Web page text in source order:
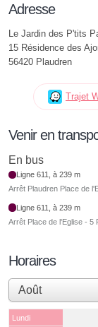
Adresse
Le Jardin des P'tits
15 Résidence des
56420 Plaudren
Trajet
Venir en
En bus
Ligne 611, à 239 m
Arrêt Plaudren Place de
Ligne 611, à 239 m
Arrêt Place de l'Eglise - 5
Horaires
Lundi